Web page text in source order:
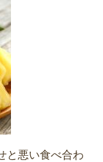
と悪い食べ合わ